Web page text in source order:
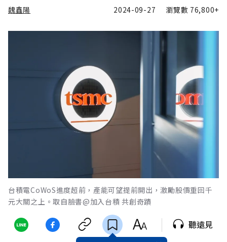
魏鑫陽 2024-09-27 瀏覽數 76,800+
台積電CoWoS進度超前，產能可望提前開出，激勵股價重回千
元大關之上。取自臉書@加入台積 共創奇蹟
聽遠見